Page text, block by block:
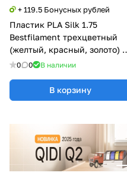
+ 119.5 Бонусных рублей
Пластик PLA Silk 1.75
Bestfilament трехцветный
(желтый, красный, золото) 1
кг0 0 В наличии
В корзину